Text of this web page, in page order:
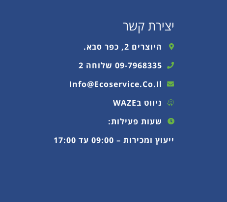
יצירת קשר
היוצרים 2, כפר סבא.
09-7968335 שלוחה 2
Info@ecoservice.co.il
ניווט בWAZE
שעות פעילות:
ייעוץ ומכירות – 09:00 עד 17:00